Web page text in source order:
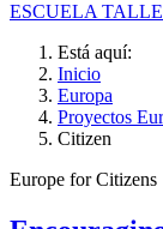
ESCUELA
Está aquí:
Inicio
Europa
Proyectos
Citizen
Europe for Citizens